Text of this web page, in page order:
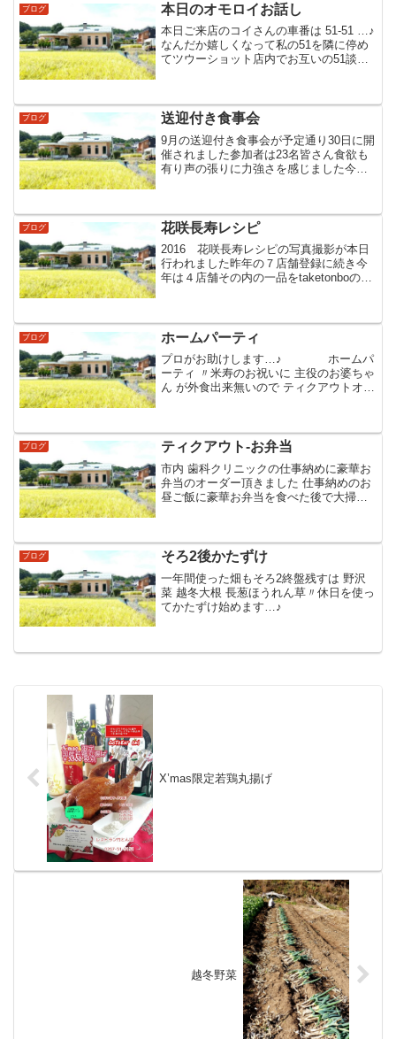
ブログ 本日のオモロイお話し
本日ご来店のコイさんの車番は 51-51 …♪
なんだか嬉しくなって私の51を隣に停め
てツウーショット店内でお互いの51談義
ブログ 送迎付き食事会
9月の送迎付き食事会が予定通り30日に開
催されました参加者は23名皆さん食欲も
有り声の張りに力強さを感じました今ま
た話しも弾み お...
ブログ 花咲長寿レシピ
2016 花咲長寿レシピの写真撮影が本日
行われました昨年の７店舗登録に続き今
年は４店舗その内の一品をtaketonboの甘
の完成が楽しみです(笑)…♪
ブログ ホームパーティ
プロがお助けします…♪ ホームパ
ーティ 〃米寿のお祝いに 主役のお婆ちゃ
ん が外食出来無いので ティクアウトオー
ルギー対応豪華なホームパーティが出来
たと...
ブログ ティクアウト‐お弁当
市内 歯科クリニックの仕事納めに豪華お
弁当のオーダー頂きました 仕事納めのお
昼ご飯に豪華お弁当を食べた後で大掃除
スひれかつ＊白...
ブログ そろ2後かたずけ
一年間使った畑もそろ2終盤残すは 野沢
菜 越冬大根 長葱ほうれん草〃休日を使っ
てかたずけ始めます…♪
X’mas限定若鶏丸揚げ
越冬野菜